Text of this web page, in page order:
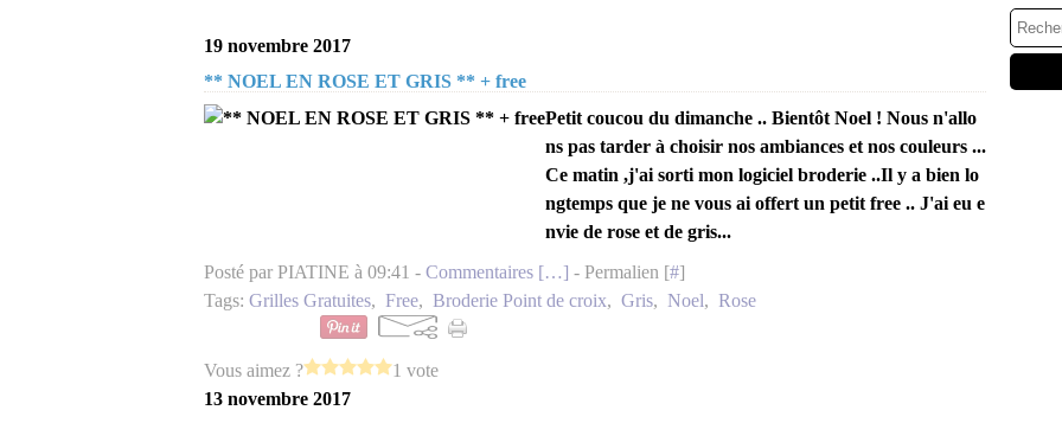
19 novembre 2017
** NOEL EN ROSE ET GRIS ** + free
Petit coucou du dimanche .. Bientôt Noel ! Nous n'allo
ns pas tarder à choisir nos ambiances et nos couleurs ...
Ce matin ,j'ai sorti mon logiciel broderie ..Il y a bien lo
ngtemps que je ne vous ai offert un petit free .. J'ai eu e
nvie de rose et de gris...
Posté par PIATINE à 09:41 - Commentaires […] - Permalien [#]
Tags: Grilles Gratuites, Free, Broderie Point de croix, Gris, Noel, Rose
Vous aimez ?
1 vote
13 novembre 2017